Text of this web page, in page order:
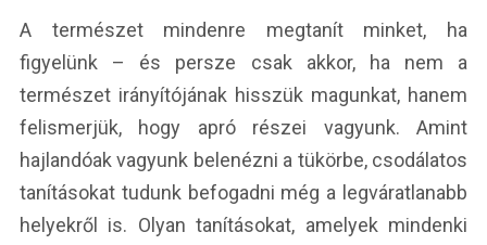
A természet mindenre megtanít minket, ha
figyelünk – és persze csak akkor, ha nem a
természet irányítójának hisszük magunkat, hanem
felismerjük, hogy apró részei vagyunk. Amint
hajlandóak vagyunk belenézni a tükörbe, csodálatos
tanításokat tudunk befogadni még a legváratlanabb
helyekről is. Olyan tanításokat, amelyek mindenki